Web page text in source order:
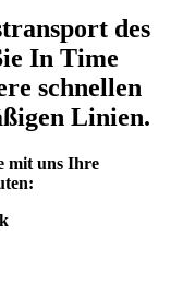
des
In Time
schnellen
Linien.
mit uns Ihre